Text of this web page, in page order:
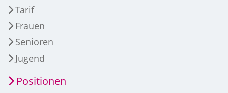
Tarif
Frauen
Senioren
Jugend
Positionen